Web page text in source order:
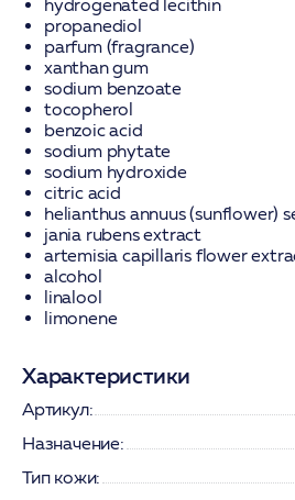
hydrogenated lecithin
propanediol
parfum (fragrance)
xanthan gum
sodium benzoate
tocopherol
benzoic acid
sodium phytate
sodium hydroxide
citric acid
helianthus annuus (sunflower)
jania rubens extract
artemisia capillaris flower
alcohol
linalool
limonene
Характеристики
Артикул:
Назначение:
Тип кожи: